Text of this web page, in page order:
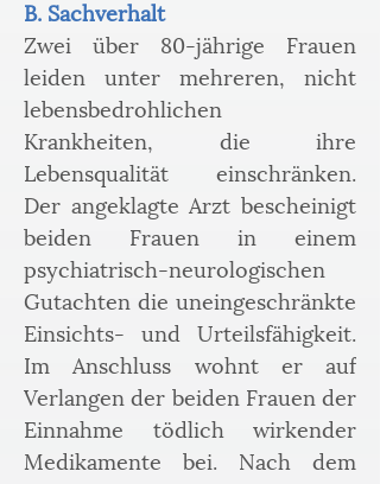
B. Sachverhalt
Zwei über 80-jährige Frauen
leiden unter mehreren, nicht
lebensbedrohlichen
Krankheiten, die ihre
Lebensqualität einschränken.
Der angeklagte Arzt bescheinigt
beiden Frauen in einem
psychiatrisch-neurologischen
Gutachten die uneingeschränkte
Einsichts- und Urteilsfähigkeit.
Im Anschluss wohnt er auf
Verlangen der beiden Frauen der
Einnahme tödlich wirkender
Medikamente bei. Nach dem